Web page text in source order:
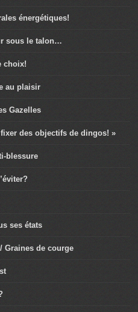
énergétiques!
sous le talon…
choix!
au plaisir
Gazelles
des objectifs de dingos! »
blessure
ses états
Graines de courge